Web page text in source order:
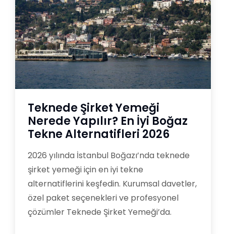
Teknede Şirket Yemeği
Nerede Yapılır? En İyi Boğaz
Tekne Alternatifleri 2026
2026 yılında İstanbul Boğazı’nda teknede
şirket yemeği için en iyi tekne
alternatiflerini keşfedin. Kurumsal davetler,
özel paket seçenekleri ve profesyonel
çözümler Teknede Şirket Yemeği’da.